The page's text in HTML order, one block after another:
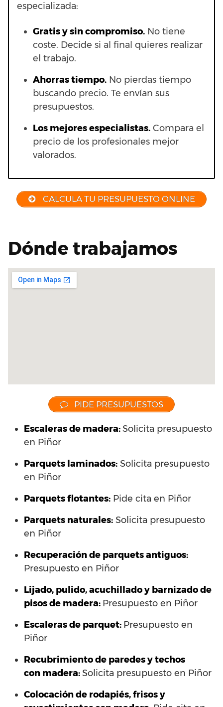
especializada:
Gratis y sin compromiso. No tiene
coste. Decide si al final quieres realizar
el trabajo.
Ahorras tiempo. No pierdas tiempo
buscando precio. Te envían sus
presupuestos.
Los mejores especialistas. Compara el
precio de los profesionales mejor
valorados.
CALCULA TU PRESUPUESTO ONLINE
Dónde trabajamos
PIDE PRESUPUESTOS
Escaleras de madera:Solicita presupuesto
en Piñor
Parquets laminados: Solicita presupuesto
en Piñor
Parquets flotantes: Pide cita en Piñor
Parquets naturales: Solicita presupuesto
en Piñor
Recuperación de parquets antiguos:
Presupuesto en Piñor
Lijado, pulido, acuchillado y barnizado de
pisos de madera: Presupuesto en Piñor
Escaleras de parquet: Presupuesto en
Piñor
Recubrimiento de paredes y techos
con madera:Solicita presupuesto en Piñor
Colocación de rodapiés, frisos y